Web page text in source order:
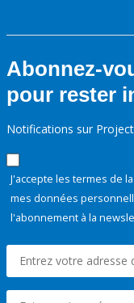
Abonnez-
pour rester
Notifications sur
J'accepte les termes de la
mes données
l'abonnement à la